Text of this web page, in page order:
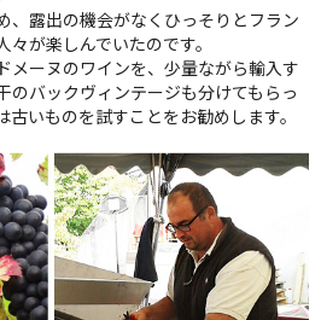
、露出の機会がなくひっそりとフラン
が楽しんでいたのです。
メーヌのワインを、少量ながら輸入す
のバックヴィンテージも分けてもらっ
いものを試すことをお勧めします。